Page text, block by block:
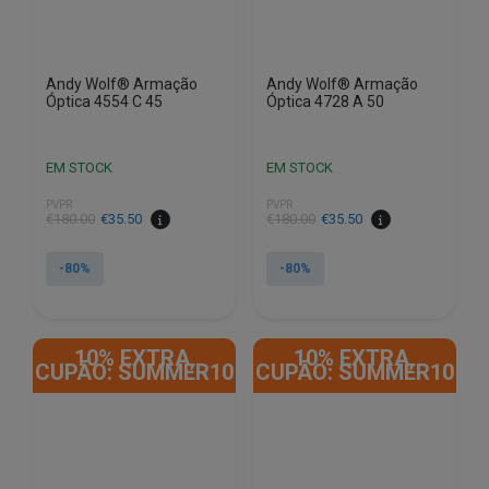
Andy Wolf® Armação
Óptica 4554 C 45
EM STOCK
PVPR
€180.00
O
original
€35.50
O
atual
-80%
Andy Wolf® Armação
Óptica 4728 A 50
EM STOCK
PVPR
€180.00
O
original
€35.50
O
atual
-80%
10% EXTRA,
CUPÃO: SUMMER10
10% EXTRA,
CUPÃO: SUMMER10